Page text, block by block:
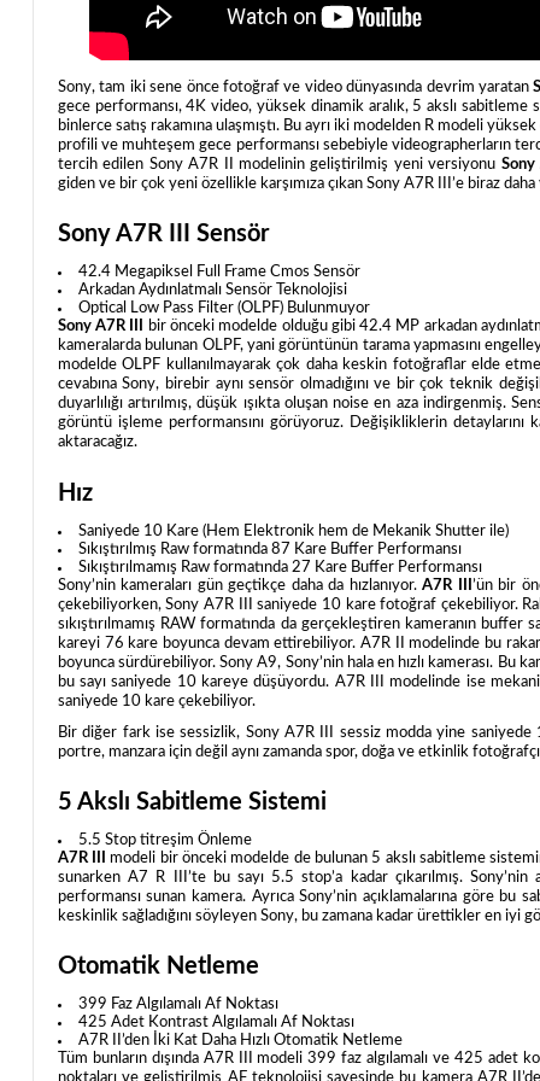
Sony, tam iki sene önce fotoğraf ve video dünyasında devrim yaratan
gece performansı, 4K video, yüksek dinamik aralık, 5 akslı
binlerce satış rakamına ulaşmıştı. Bu ayrı iki modelden R modeli
profili ve muhteşem gece performansı sebebiyle videographerların
tercih edilen Sony A7R II modelinin geliştirilmiş yeni versiyonu Sony
giden ve bir çok yeni özellikle karşımıza çıkan Sony A7R III’e biraz daha
Sony A7R III Sensör
42.4 Megapiksel Full Frame Cmos Sensör
Arkadan Aydınlatmalı Sensör Teknolojisi
Optical Low Pass Filter (OLPF) Bulunmuyor
Sony A7R III
bir önceki modelde olduğu gibi 42.4 MP arkadan
kameralarda bulunan OLPF, yani görüntünün tarama yapmasını
modelde OLPF kullanılmayarak çok daha keskin fotoğraflar elde
cevabına Sony, birebir aynı sensör olmadığını ve bir çok teknik
duyarlılığı artırılmış, düşük ışıkta oluşan noise en aza
görüntü işleme performansını görüyoruz. Değişikliklerin
aktaracağız.
Hız
Saniyede 10 Kare (Hem Elektronik hem de Mekanik Shutter ile)
Sıkıştırılmış Raw formatında 87 Kare Buffer Performansı
Sıkıştırılmamış Raw formatında 27 Kare Buffer Performansı
Sony’nin kameraları gün geçtikçe daha da hızlanıyor.A7R III ’ün bir
çekebiliyorken, Sony A7R III saniyede 10 kare fotoğraf çekebiliyor.
sıkıştırılmamış RAW formatında da gerçekleştiren kameranın buffer
kareyi 76 kare boyunca devam ettirebiliyor. A7R II modelinde bu
boyunca sürdürebiliyor. Sony A9, Sony’nin hala en hızlı kamerası. Bu
bu sayı saniyede 10 kareye düşüyordu. A7R III modelinde ise
saniyede 10 kare çekebiliyor.
Bir diğer fark ise sessizlik, Sony A7R III sessiz modda yine
portre, manzara için değil aynı zamanda spor, doğa ve etkinlik
5 Akslı Sabitleme Sistemi
5.5 Stop titreşim Önleme
A7R III
modeli bir önceki modelde de bulunan 5 akslı sabitleme
sunarken A7 R III’te bu sayı 5.5 stop’a kadar çıkarılmış.
performansı sunan kamera. Ayrıca Sony’nin açıklamalarına göre
keskinlik sağladığını söyleyen Sony, bu zamana kadar ürettikler en iyi
Otomatik Netleme
399 Faz Algılamalı Af Noktası
425 Adet Kontrast Algılamalı Af Noktası
A7R II’den İki Kat Daha Hızlı Otomatik Netleme
Tüm bunların dışında A7R III modeli 399 faz algılamalı ve 425 adet